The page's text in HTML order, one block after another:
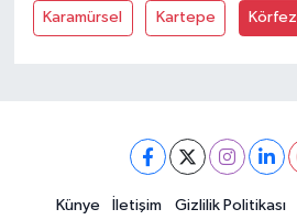
Karamürsel Kartepe Körfez
Künye İletişim Gizlilik Politikası